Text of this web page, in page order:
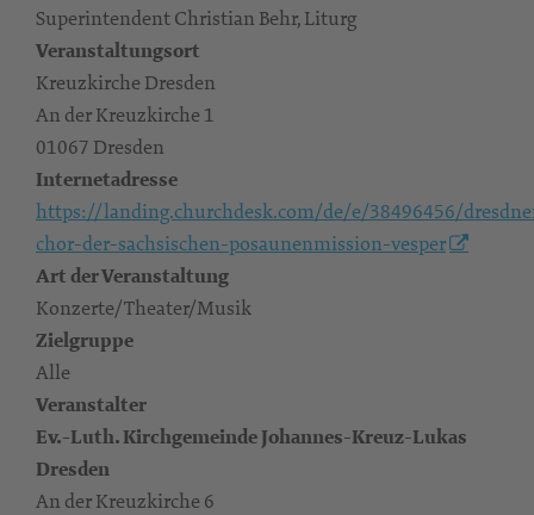
Superintendent Christian Behr, Liturg
Veranstaltungsort
Kreuzkirche Dresden
An der Kreuzkirche 1
01067 Dresden
Internetadresse
https://landing.churchdesk.com/de/e/38496456/
chor-der-sachsischen-posaunenmission-vesper
Art der Veranstaltung
Konzerte/Theater/Musik
Zielgruppe
Alle
Veranstalter
Ev.-Luth. Kirchgemeinde Johannes-Kreuz-Lukas
Dresden
An der Kreuzkirche 6